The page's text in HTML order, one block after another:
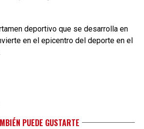
deportivo que se desarrolla en
en el epicentro del deporte en el
PUEDE GUSTARTE